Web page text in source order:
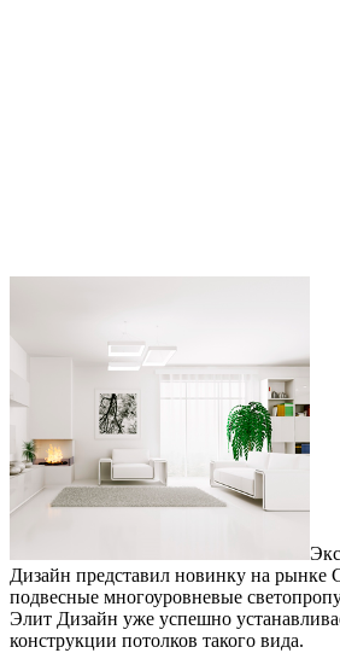
Дизайн представил новинку на рынке
подвесные многоуровневые
Элит Дизайн уже успешно
конструкции потолков такого вида.